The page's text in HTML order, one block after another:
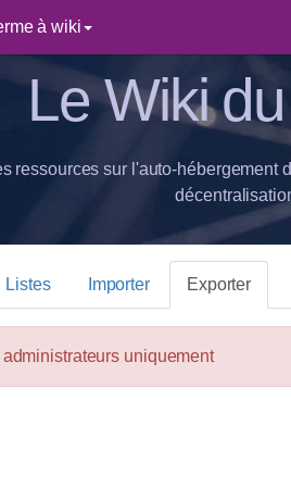
à wiki
Le Wiki
ressources sur l'auto-
Listes Importer Exporter
uniquement